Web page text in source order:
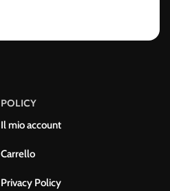
POLICY
Il mio account
Carrello
Privacy Policy